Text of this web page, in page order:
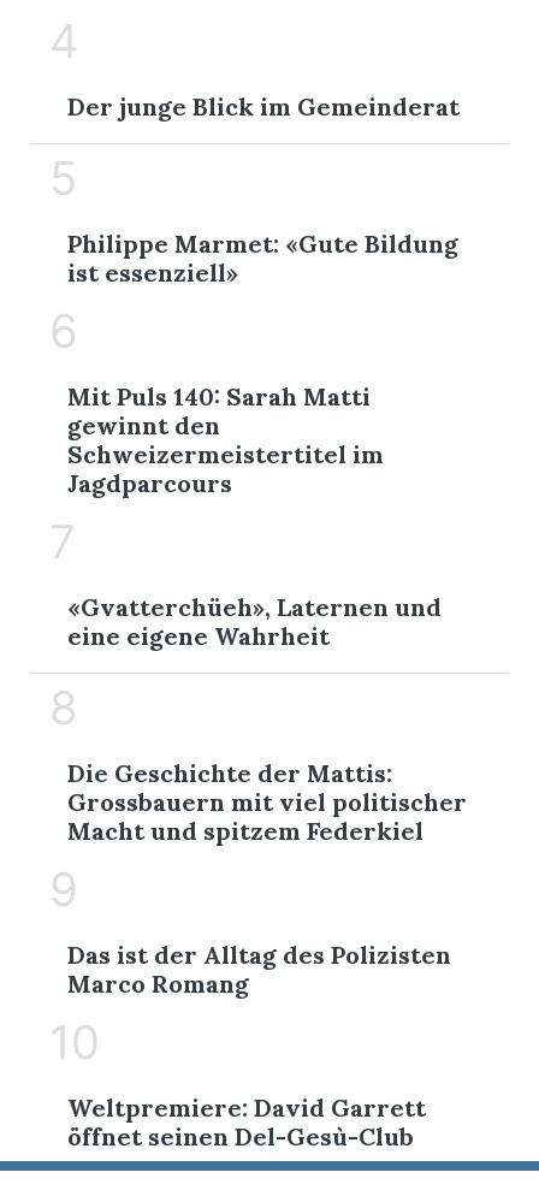
4
Der junge Blick im Gemeinderat
5
Philippe Marmet: «Gute Bildung
ist essenziell»
6
Mit Puls 140: Sarah Matti
gewinnt den
Schweizermeistertitel im
Jagdparcours
7
«Gvatterchüeh», Laternen und
eine eigene Wahrheit
8
Die Geschichte der Mattis:
Grossbauern mit viel politischer
Macht und spitzem Federkiel
9
Das ist der Alltag des Polizisten
Marco Romang
10
Weltpremiere: David Garrett
öffnet seinen Del-Gesù-Club